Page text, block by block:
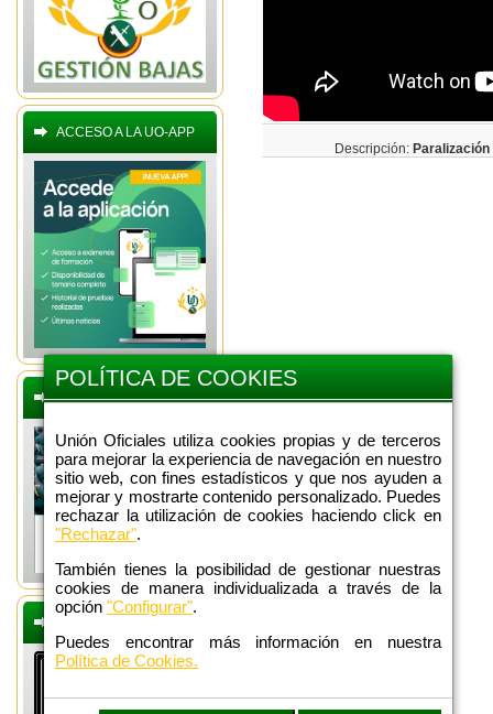
POLÍTICA DE COOKIES
Unión Oficiales utiliza cookies propias y de terceros
para mejorar la experiencia de navegación en nuestro
sitio web, con fines estadísticos y que nos ayuden a
mejorar y mostrarte contenido personalizado. Puedes
rechazar la utilización de cookies haciendo click en
"Rechazar".
También tienes la posibilidad de gestionar nuestras
cookies de manera individualizada a través de la
opción "Configurar".
Puedes encontrar más información en nuestra
Política de Cookies.
ACCESO A LA UO-APP
BOLETINES OFERTAS
DEFENSA
Descripción: